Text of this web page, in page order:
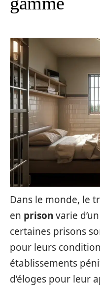
Dans le monde, le
en prison varie
certaines prisons
pour leurs
établissements
d’éloges pour leur